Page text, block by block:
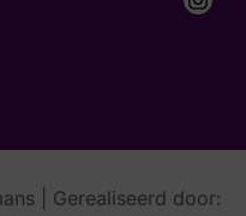
| Gerealiseerd door: